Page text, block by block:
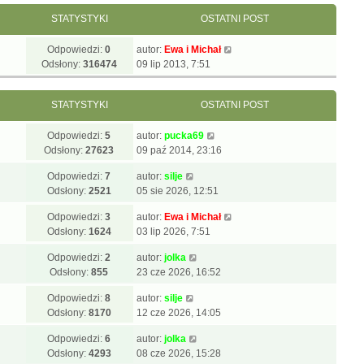
STATYSTYKI OSTATNI POST
Odpowiedzi:0
Odsłony: 316474
autor: Ewa i Michał
09 lip 2013, 7:51
STATYSTYKI OSTATNI POST
Odpowiedzi:5
Odsłony:27623
autor: pucka69
09 paź 2014, 23:16
Odpowiedzi:7
Odsłony: 2521
autor: silje
05 sie 2026, 12:51
Odpowiedzi:3
Odsłony: 1624
autor: Ewa i Michał
03 lip 2026, 7:51
Odpowiedzi:2
Odsłony:855
autor: jolka
23 cze 2026, 16:52
Odpowiedzi:8
Odsłony: 8170
autor: silje
12 cze 2026, 14:05
Odpowiedzi:6
Odsłony: 4293
autor: jolka
08 cze 2026, 15:28